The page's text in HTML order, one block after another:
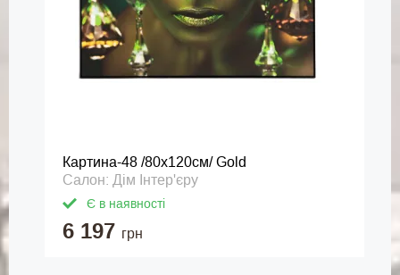
Картина-48 /80х120см/ Gold
Салон: Дім Інтер'єру
Є в наявності
6 197 грн